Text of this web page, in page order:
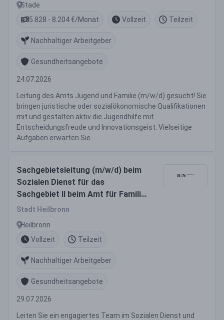
(m/w/d))
Stade
5.828 - 8.204 €/Monat
Vollzeit Teilzeit
Nachhaltiger Arbeitgeber
Gesundheitsangebote
24.07.2026
Leitung des Amts Jugend und Familie (m/w/d) gesucht! Sie
bringen juristische oder sozialökonomische Qualifikationen
mit und gestalten aktiv die Jugendhilfe mit
Entscheidungsfreude und Innovationsgeist. Vielseitige
Aufgaben erwarten Sie.
Sachgebietsleitung (m/w/d) beim
Sozialen Dienst für das
Sachgebiet II beim Amt für Familie,
Jugend und Senioren
Stadt Heilbronn
Heilbronn
Vollzeit
Teilzeit
Nachhaltiger Arbeitgeber
Gesundheitsangebote
29.07.2026
Leiten Sie ein engagiertes Team im Sozialen Dienst und